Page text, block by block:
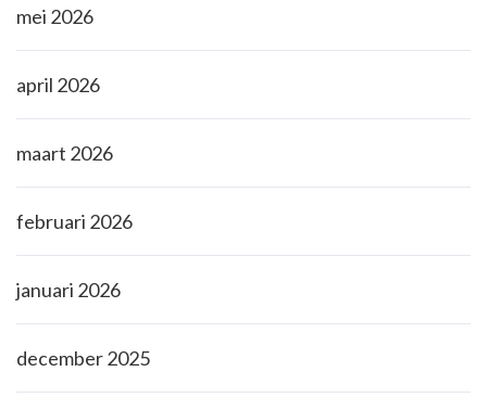
mei 2026
april 2026
maart 2026
februari 2026
januari 2026
december 2025